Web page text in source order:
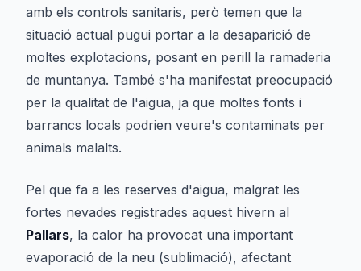
amb els controls sanitaris, però temen que la
situació actual pugui portar a la desaparició de
moltes explotacions, posant en perill la ramaderia
de muntanya. També s'ha manifestat preocupació
per la qualitat de l'aigua, ja que moltes fonts i
barrancs locals podrien veure's contaminats per
animals malalts.
Pel que fa a les reserves d'aigua, malgrat les
fortes nevades registrades aquest hivern al
Pallars, la calor ha provocat una important
evaporació de la neu (sublimació), afectant